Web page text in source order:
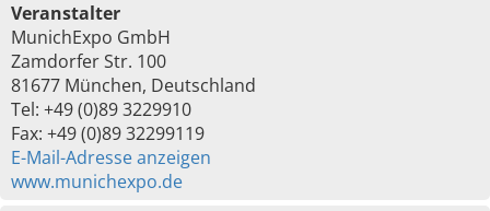
Veranstalter
MunichExpo GmbH
Zamdorfer Str. 100
81677 München, Deutschland
Tel: +49 (0)89 3229910
Fax: +49 (0)89 32299119
E-Mail-Adresse anzeigen
www.munichexpo.de